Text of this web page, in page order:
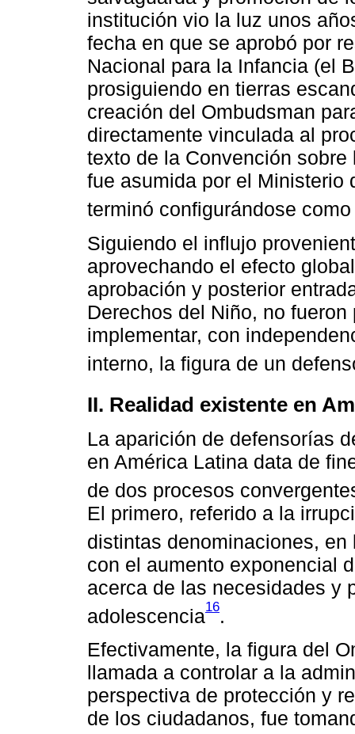
institución vio la luz unos
fecha en que se aprobó por
Nacional para la Infancia (el
prosiguiendo en tierras
creación del Ombudsman
directamente vinculada al
texto de la Convención
fue asumida por el Ministerio
terminó configurándose
Siguiendo el influjo
aprovechando el efecto
aprobación y posterior
Derechos del Niño, no
implementar, con
interno, la figura de un
II. Realidad existente en
La aparición de defensorías
en América Latina data de
de dos procesos
El primero, referido a la
distintas denominaciones, en
con el aumento exponencial
acerca de las necesidades y
adolescencia16.
Efectivamente, la figura del
llamada a controlar a la
perspectiva de protección y
de los ciudadanos, fue